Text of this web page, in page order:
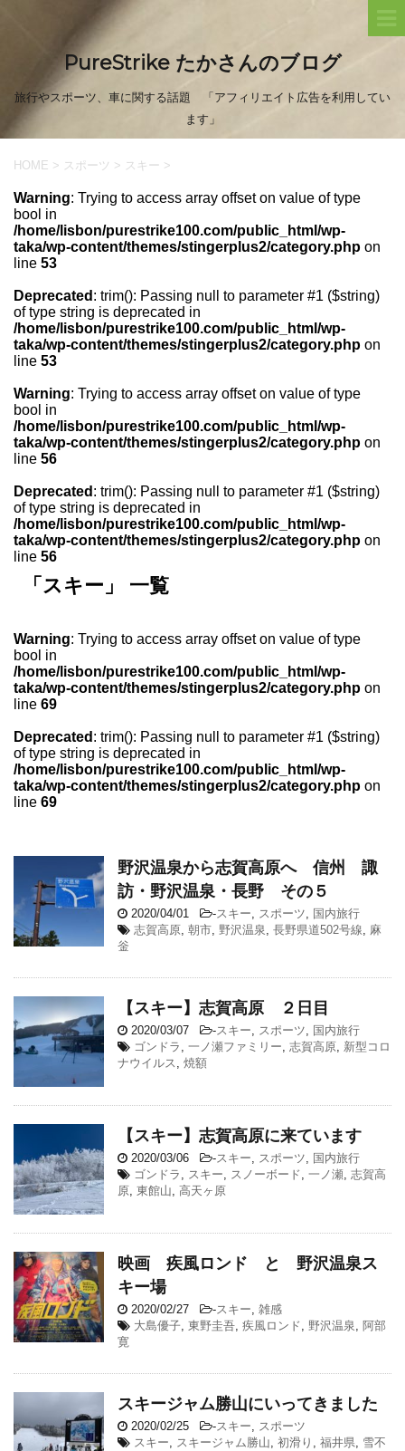
PureStrike たかさんのブログ
旅行やスポーツ、車に関する話題 「アフィリエイト広告を利用してい
ます」
HOME > スポーツ > スキー >
Warning: Trying to access array offset on value of type
bool in
/home/lisbon/purestrike100.com/public_html/wp-
taka/wp-content/themes/stingerplus2/category.php on
line 53
Deprecated : trim(): Passing null to parameter #1 ($string)
of type string is deprecated in
/home/lisbon/purestrike100.com/public_html/wp-
taka/wp-content/themes/stingerplus2/category.php on
line 53
Warning: Trying to access array offset on value of type
bool in
/home/lisbon/purestrike100.com/public_html/wp-
taka/wp-content/themes/stingerplus2/category.php on
line 56
Deprecated : trim(): Passing null to parameter #1 ($string)
of type string is deprecated in
/home/lisbon/purestrike100.com/public_html/wp-
taka/wp-content/themes/stingerplus2/category.php on
line 56
「スキー」 一覧
Warning: Trying to access array offset on value of type
bool in
/home/lisbon/purestrike100.com/public_html/wp-
taka/wp-content/themes/stingerplus2/category.php on
line 69
Deprecated : trim(): Passing null to parameter #1 ($string)
of type string is deprecated in
/home/lisbon/purestrike100.com/public_html/wp-
taka/wp-content/themes/stingerplus2/category.php on
line 69
野沢温泉から志賀高原へ 信州 諏
訪・野沢温泉・長野 その５
2020/04/01 -スキー, スポーツ, 国内旅行
志賀高原, 朝市, 野沢温泉, 長野県道502号線, 麻
釡
【スキー】志賀高原 ２日目
2020/03/07 -スキー, スポーツ, 国内旅行
ゴンドラ , 一ノ瀬ファミリー, 志賀高原, 新型コロ
ナウイルス , 焼額
【スキー】志賀高原に来ています
2020/03/06 -スキー, スポーツ, 国内旅行
ゴンドラ , スキー, スノーボード, 一ノ瀬, 志賀高
原, 東館山, 高天ヶ原
映画 疾風ロンド と 野沢温泉ス
キー場
2020/02/27 -スキー, 雑感
大島優子, 東野圭吾, 疾風ロンド, 野沢温泉, 阿部
寛
スキージャム勝山にいってきました
2020/02/25 -スキー, スポーツ
スキー, スキージャム勝山, 初滑り , 福井県, 雪不